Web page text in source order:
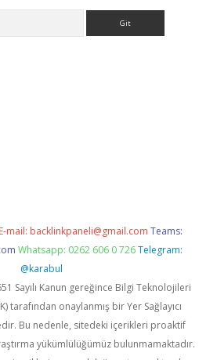
E-mail: backlinkpaneli@gmail.com Teams:
Whatsapp: 0262 606 0 726 Telegram:
@karabul
Sayılı Kanun gereğince Bilgi Teknolojileri
tarafından onaylanmış bir Yer Sağlayıcı
Bu nedenle, sitedeki içerikleri proaktif
yükümlülüğümüz bulunmamaktadır.